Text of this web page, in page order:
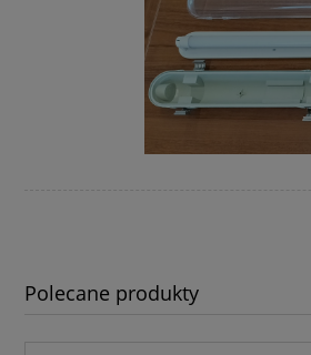
Polecane produkty